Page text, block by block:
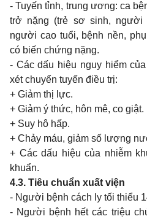
- Tuyến tỉnh, trung ương: ca
trở nặng (trẻ sơ sinh, người
người cao tuổi, bệnh nền,
có biến chứng nặng.
- Các dấu hiệu nguy hiểm
xét chuyển tuyến điều trị:
+ Giảm thị lực.
+ Giảm ý thức, hôn mê, co giật.
+ Suy hô hấp.
+ Chảy máu, giảm số lượng
+ Các dấu hiệu của nhiễm
khuẩn.
4.3. Tiêu chuẩn xuất viện
- Người bệnh cách ly tối thiểu
- Người bệnh hết các triệu